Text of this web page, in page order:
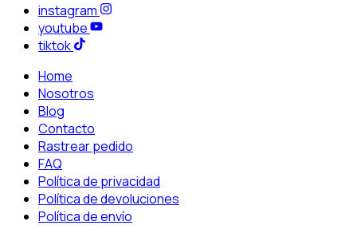
instagram
youtube
tiktok
Home
Nosotros
Blog
Contacto
Rastrear pedido
FAQ
Política de privacidad
Política de devoluciones
Política de envío